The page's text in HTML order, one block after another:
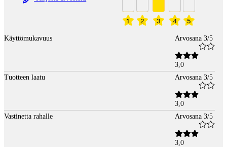
1 2 3 4 5
Käyttömukavuus Arvosana 3/5
3,0
Tuotteen laatu
Arvosana 3/5
3,0
Vastinetta rahalle
Arvosana 3/5
3,0